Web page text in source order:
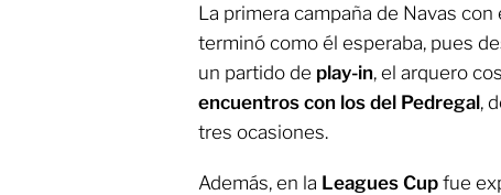
La primera campaña de Navas
terminó como él esperaba, pues
un partido de play-in, el arquero
encuentros con los del Pedregal,
tres ocasiones.
Además, en la Leagues Cup fue